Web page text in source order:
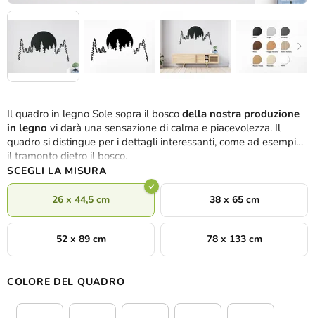
Il quadro in legno Sole sopra il bosco della nostra produzione
in legno vi darà una sensazione di calma e piacevolezza. Il
quadro si distingue per i dettagli interessanti, come ad esempio
il tramonto dietro il bosco.
SCEGLI LA MISURA
26 x 44,5 cm 38 x 65 cm
52 x 89 cm 78 x 133 cm
COLORE DEL QUADRO